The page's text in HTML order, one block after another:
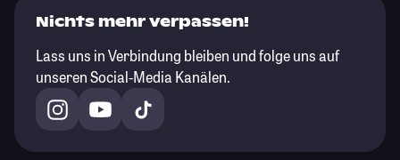
Nichts mehr verpassen!
Lass uns in Verbindung bleiben und folge uns auf
unseren Social-Media Kanälen.